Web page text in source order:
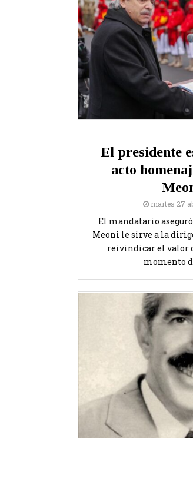
El presidente
acto
martes 27
El mandatario
Meoni le sirve a la
reivindicar el valor
momento